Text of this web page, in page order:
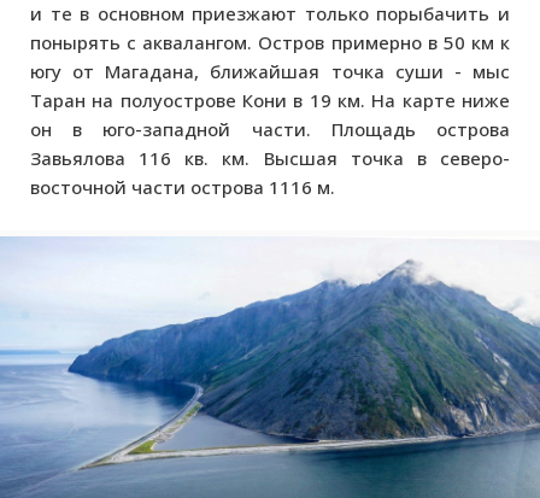
и те в основном приезжают только порыбачить и
понырять с аквалангом. Остров примерно в 50 км к
югу от Магадана, ближайшая точка суши - мыс
Таран на полуострове Кони в 19 км. На карте ниже
он в юго-западной части. Площадь острова
Завьялова 116 кв. км. Высшая точка в северо-
восточной части острова 1116 м.